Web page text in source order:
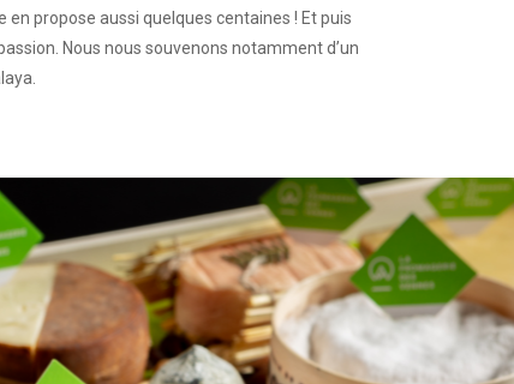
propose aussi quelques centaines ! Et puis
Nous nous souvenons notamment d’un